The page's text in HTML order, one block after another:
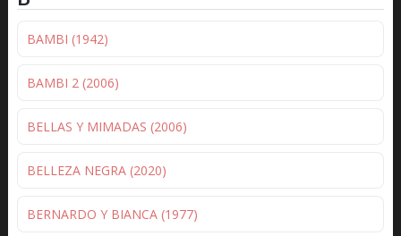
BAMBI (1942)
BAMBI 2 (2006)
BELLAS Y MIMADAS (2006)
BELLEZA NEGRA (2020)
BERNARDO Y BIANCA (1977)